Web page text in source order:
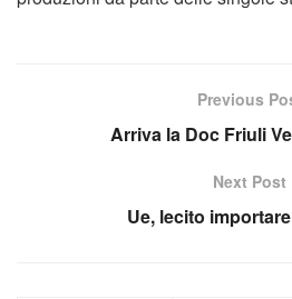
Previous
Arriva la Doc Friuli
Next Post
Ue, lecito